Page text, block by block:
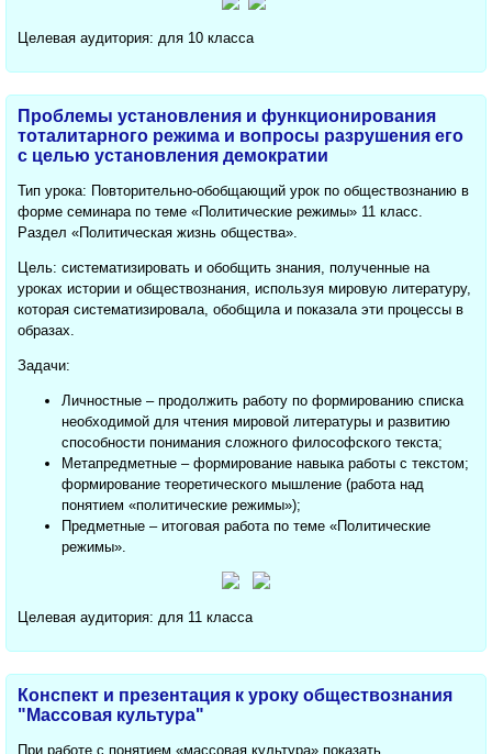
Целевая аудитория: для 10 класса
Проблемы установления и функционирования
тоталитарного режима и вопросы разрушения его
с целью установления демократии
Тип урока: Повторительно-обобщающий урок по обществознанию в
форме семинара по теме «Политические режимы» 11 класс.
Раздел «Политическая жизнь общества».
Цель: систематизировать и обобщить знания, полученные на
уроках истории и обществознания, используя мировую литературу,
которая систематизировала, обобщила и показала эти процессы в
образах.
Задачи:
Личностные – продолжить работу по формированию списка
необходимой для чтения мировой литературы и развитию
способности понимания сложного философского текста;
Метапредметные – формирование навыка работы с текстом;
формирование теоретического мышление (работа над
понятием «политические режимы»);
Предметные – итоговая работа по теме «Политические
режимы».
Целевая аудитория: для 11 класса
Конспект и презентация к уроку обществознания
"Массовая культура"
При работе с понятием «массовая культура» показать